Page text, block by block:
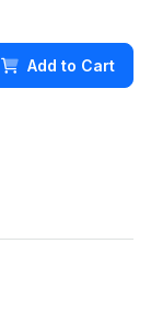
Add to Cart